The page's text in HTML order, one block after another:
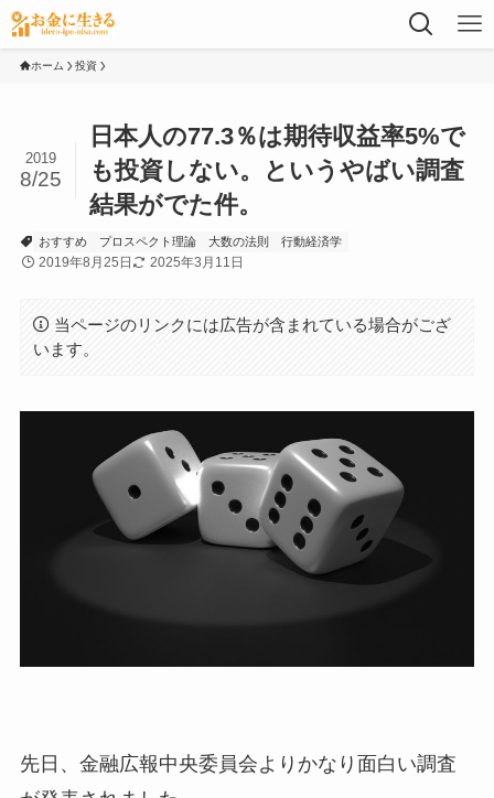
ホーム 投資
日本人の77.3％は期待収益率5%で
も投資しない。というやばい調査
結果がでた件。
2019
8/25
おすすめ プロスペクト理論 大数の法則 行動経済学
2019年8月25日 2025年3月11日
当ページのリンクには広告が含まれている場合がござ
います。
先日、金融広報中央委員会よりかなり面白い調査